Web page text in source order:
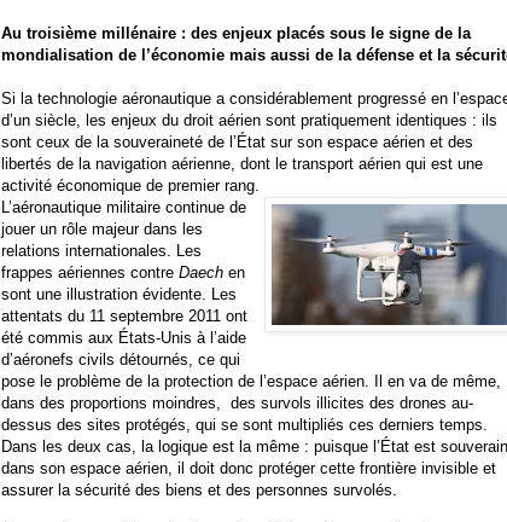
Au troisième millénaire : des enjeux placés sous le signe de la
mondialisation de l’économie mais aussi de la défense et la
Si la technologie aéronautique a considérablement progressé en
d’un siècle, les enjeux du droit aérien sont pratiquement identiques : ils
sont ceux de la souveraineté de l’État sur son espace aérien et des
libertés de la navigation aérienne, dont le transport aérien qui est une
activité économique de premier rang.
L’aéronautique militaire continue de
jouer un rôle majeur dans les
relations internationales. Les
frappes aériennes contre Daech en
sont une illustration évidente. Les
attentats du 11 septembre 2011 ont
été commis aux États-Unis à l’aide
d’aéronefs civils détournés, ce qui
pose le problème de la protection de l’espace aérien. Il en va de même,
dans des proportions moindres, des survols illicites des drones au-
dessus des sites protégés, qui se sont multipliés ces derniers temps.
Dans les deux cas, la logique est la même : puisque l’État est souverain
dans son espace aérien, il doit donc protéger cette frontière invisible et
assurer la sécurité des biens et des personnes survolés.